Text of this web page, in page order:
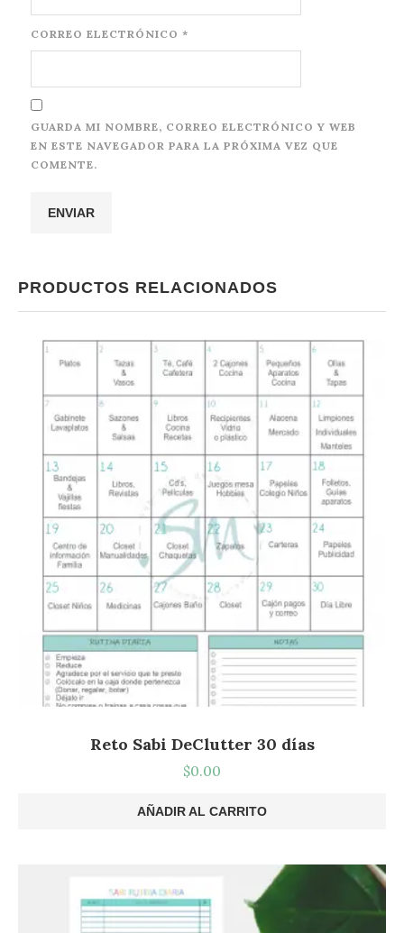
CORREO ELECTRÓNICO *
GUARDA MI NOMBRE, CORREO ELECTRÓNICO Y WEB
EN ESTE NAVEGADOR PARA LA PRÓXIMA VEZ QUE
COMENTE.
PRODUCTOS RELACIONADOS
Reto Sabi DeClutter 30 días
$0.00
AÑADIR AL CARRITO